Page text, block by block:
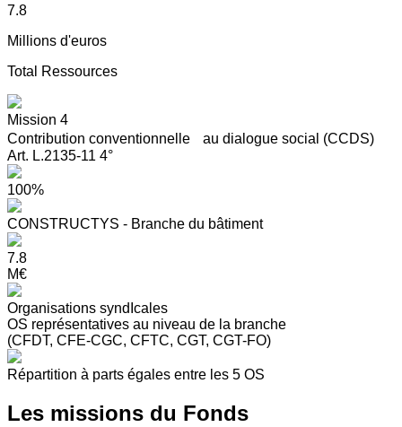
7.8
Millions d'euros
Total Ressources
Mission 4
Contribution conventionnelle au dialogue social (CCDS)
Art. L.2135-11 4°
100%
CONSTRUCTYS - Branche du bâtiment
7.8
M€
Organisations syndIcales
OS représentatives au niveau de la branche
(CFDT, CFE-CGC, CFTC, CGT, CGT-FO)
Répartition à parts égales entre les 5 OS
Les missions du Fonds